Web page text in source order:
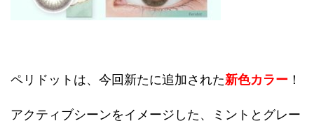
ペリドットは、今回新たに追加された新色カラー ！
アクティブシーンをイメージした、ミントとグレー